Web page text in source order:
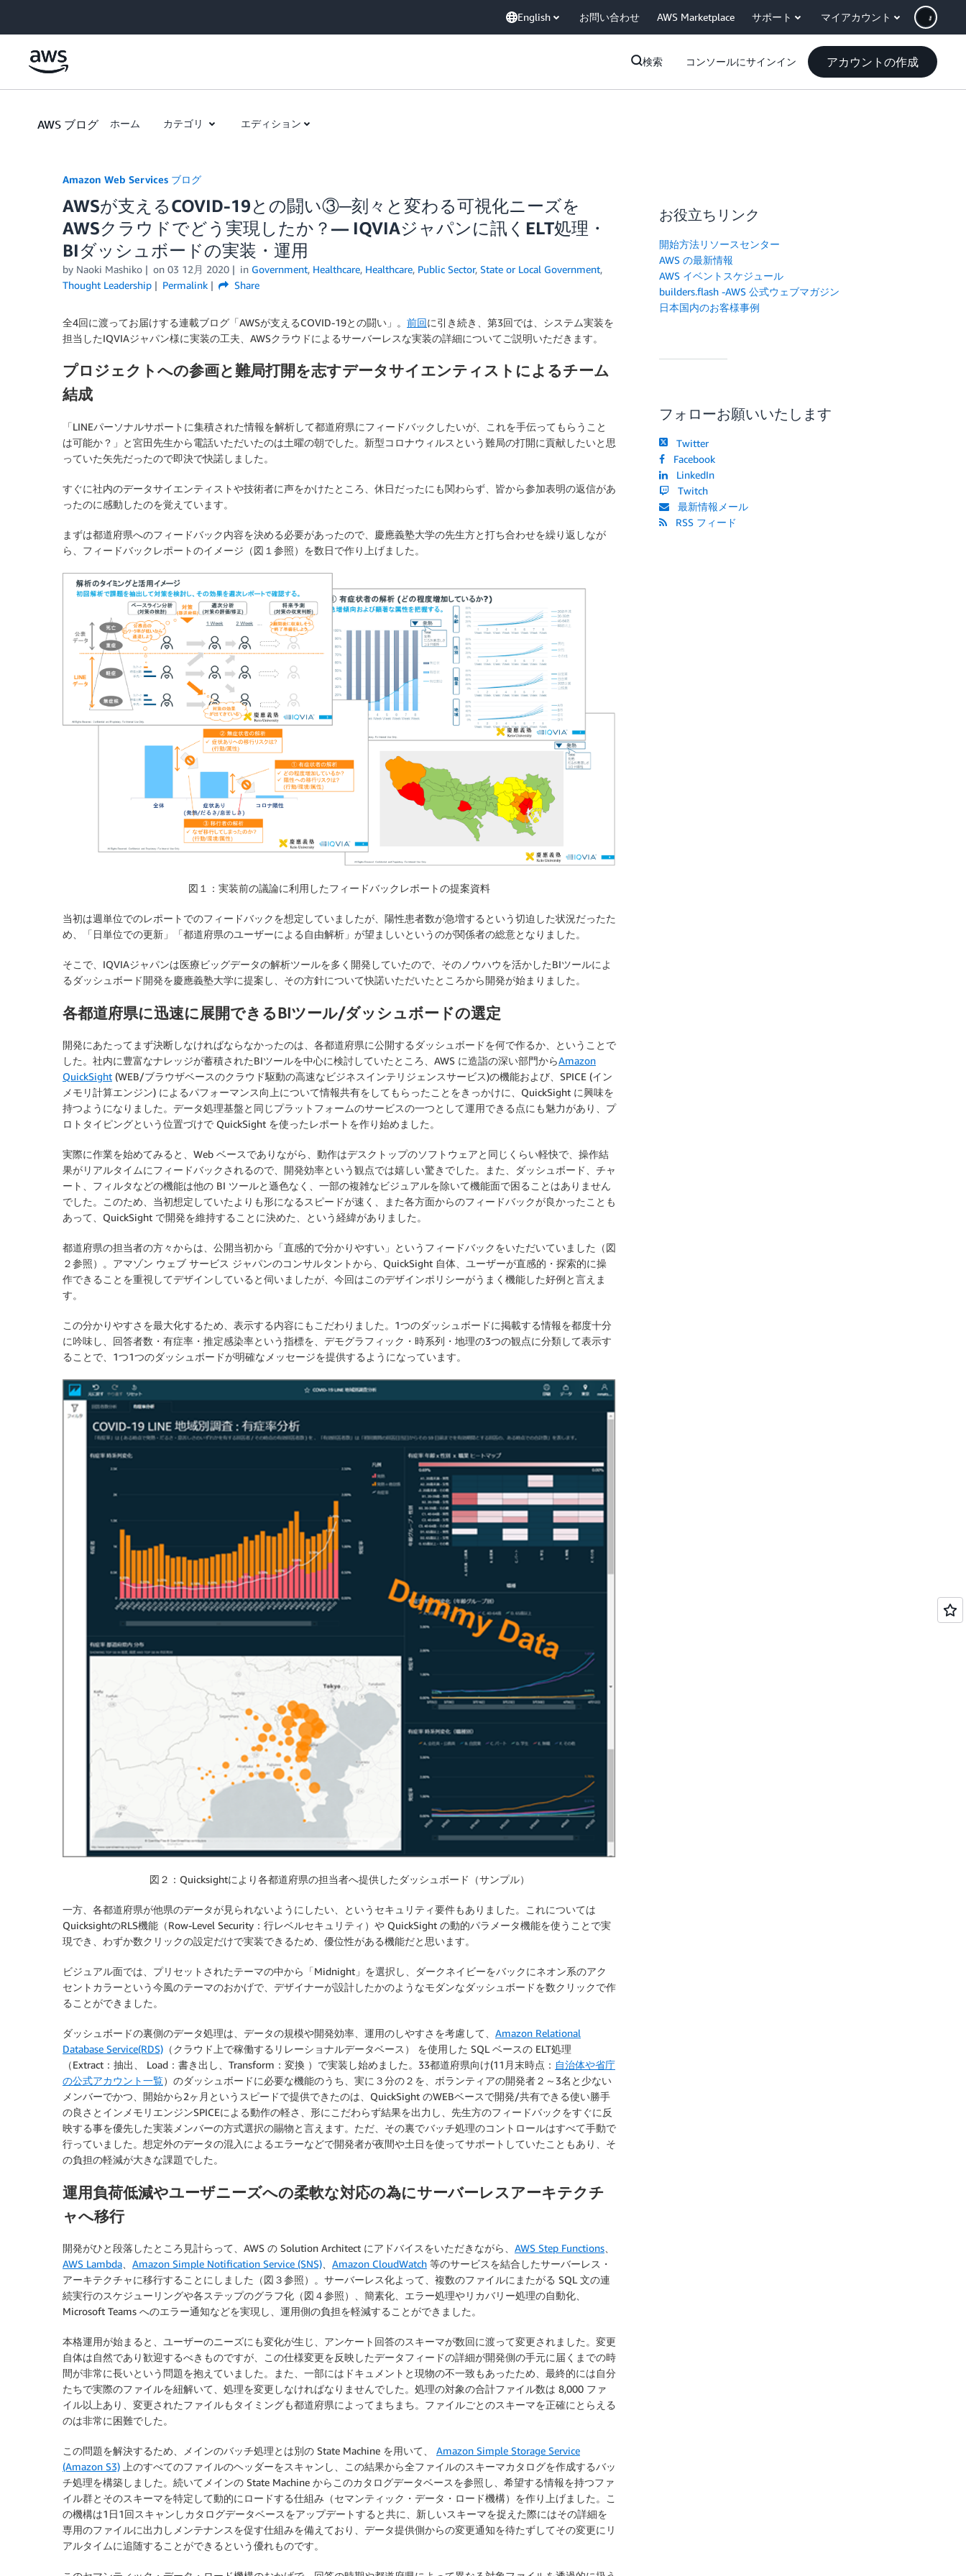
English お問い合わせ AWS Marketplace サポート マイアカウント
検索 コンソールにサインイン アカウントの作成
AWS ブログ ホーム カテゴリ エディション
Amazon Web Services ブログ
AWSが支えるCOVID-19との闘い③─刻々と変わる可視化ニーズを
AWSクラウドでどう実現したか？― IQVIAジャパンに訊くELT処理・
BIダッシュボードの実装・運用
by Naoki Mashiko on 03 12月 2020 in Government, Healthcare, Healthcare, Public Sector, State or Local Government,
Thought Leadership
Permalink Share
全4回に渡ってお届けする連載ブログ「AWSが支えるCOVID-19との闘い」。 前回に引き続き、第3回では、システム実装を
担当したIQVIAジャパン様に実装の工夫、AWSクラウドによるサーバーレスな実装の詳細についてご説明いただきます。
プロジェクトへの参画と難局打開を志すデータサイエンティストによるチーム
結成
「LINEパーソナルサポートに集積された情報を解析して都道府県にフィードバックしたいが、これを手伝ってもらうこと
は可能か？」と宮田先生から電話いただいたのは土曜の朝でした。新型コロナウィルスという難局の打開に貢献したいと思
っていた矢先だったので即決で快諾しました。
すぐに社内のデータサイエンティストや技術者に声をかけたところ、休日だったにも関わらず、皆から参加表明の返信があ
ったのに感動したのを覚えています。
まずは都道府県へのフィードバック内容を決める必要があったので、慶應義塾大学の先生方と打ち合わせを繰り返しなが
ら、フィードバックレポートのイメージ（図１参照）を数日で作り上げました。
図１：実装前の議論に利用したフィードバックレポートの提案資料
当初は週単位でのレポートでのフィードバックを想定していましたが、陽性患者数が急増するという切迫した状況だったた
め、「日単位での更新」「都道府県のユーザーによる自由解析」が望ましいというのが関係者の総意となりました。
そこで、IQVIAジャパンは医療ビッグデータの解析ツールを多く開発していたので、そのノウハウを活かしたBIツールによ
るダッシュボード開発を慶應義塾大学に提案し、その方針について快諾いただいたところから開発が始まりました。
各都道府県に迅速に展開できるBIツール/ダッシュボードの選定
開発にあたってまず決断しなければならなかったのは、各都道府県に公開するダッシュボードを何で作るか、ということで
した。社内に豊富なナレッジが蓄積されたBIツールを中心に検討していたところ、AWS に造詣の深い部門からAmazon
QuickSight (WEB/ブラウザベースのクラウド駆動の高速なビジネスインテリジェンスサービス)の機能および、SPICE (イン
メモリ計算エンジン) によるパフォーマンス向上について情報共有をしてもらったことをきっかけに、QuickSight に興味を
持つようになりました。データ処理基盤と同じプラットフォームのサービスの一つとして運用できる点にも魅力があり、プ
ロトタイピングという位置づけで QuickSight を使ったレポートを作り始めました。
実際に作業を始めてみると、Web ベースでありながら、動作はデスクトップのソフトウェアと同じくらい軽快で、操作結
果がリアルタイムにフィードバックされるので、開発効率という観点では嬉しい驚きでした。また、ダッシュボード、チャ
ート、フィルタなどの機能は他の BI ツールと遜色なく、一部の複雑なビジュアルを除いて機能面で困ることはありません
でした。このため、当初想定していたよりも形になるスピードが速く、また各方面からのフィードバックが良かったことも
あって、QuickSight で開発を維持することに決めた、という経緯がありました。
都道府県の担当者の方々からは、公開当初から「直感的で分かりやすい」というフィードバックをいただいていました（図
２参照）。アマゾン ウェブ サービス ジャパンのコンサルタントから、QuickSight 自体、ユーザーが直感的・探索的に操
作できることを重視してデザインしていると伺いましたが、今回はこのデザインポリシーがうまく機能した好例と言えま
す。
この分かりやすさを最大化するため、表示する内容にもこだわりました。1つのダッシュボードに掲載する情報を都度十分
に吟味し、回答者数・有症率・推定感染率という指標を、デモグラフィック・時系列・地理の3つの観点に分類して表示す
ることで、1つ1つのダッシュボードが明確なメッセージを提供するようになっています。
図２：Quicksightにより各都道府県の担当者へ提供したダッシュボード（サンプル）
一方、各都道府県が他県のデータが見られないようにしたい、というセキュリティ要件もありました。これについては
QuicksightのRLS機能（Row-Level Security：行レベルセキュリティ）や QuickSight の動的パラメータ機能を使うことで実
現でき、わずか数クリックの設定だけで実装できるため、優位性がある機能だと思います。
ビジュアル面では、プリセットされたテーマの中から「Midnight」を選択し、ダークネイビーをバックにネオン系のアク
セントカラーという今風のテーマのおかげで、デザイナーが設計したかのようなモダンなダッシュボードを数クリックで作
ることができました。
ダッシュボードの裏側のデータ処理は、データの規模や開発効率、運用のしやすさを考慮して、 Amazon Relational
Database Service(RDS) （クラウド上で稼働するリレーショナルデータベース） を使用した SQL ベースの ELT処理
（Extract：抽出、 Load：書き出し、Transform：変換 ）で実装し始めました。33都道府県向け(11月末時点： 自治体や省庁
の公式アカウント一覧）のダッシュボードに必要な機能のうち、実に３分の２を、ボランティアの開発者２～3名と少ない
メンバーでかつ、開始から2ヶ月というスピードで提供できたのは、QuickSight のWEBベースで開発/共有できる使い勝手
の良さとインメモリエンジンSPICEによる動作の軽さ、形にこだわらず結果を出力し、先生方のフィードバックをすぐに反
映する事を優先した実装メンバーの方式選択の賜物と言えます。ただ、その裏でバッチ処理のコントロールはすべて手動で
行っていました。想定外のデータの混入によるエラーなどで開発者が夜間や土日を使ってサポートしていたこともあり、そ
の負担の軽減が大きな課題でした。
運用負荷低減やユーザニーズへの柔軟な対応の為にサーバーレスアーキテクチ
ャへ移行
開発がひと段落したところ見計らって、AWS の Solution Architect にアドバイスをいただきながら、 AWS Step Functions
AWS Lambda
Amazon Simple Notification Service (SNS) Amazon CloudWatch 等のサービスを結合したサーバーレス・
アーキテクチャに移行することにしました（図３参照）。サーバーレス化よって、複数のファイルにまたがる SQL 文の連
続実行のスケジューリングや各ステップのグラフ化（図４参照）、簡素化、エラー処理やリカバリー処理の自動化、
Microsoft Teams へのエラー通知などを実現し、運用側の負担を軽減することができました。
本格運用が始まると、ユーザーのニーズにも変化が生じ、アンケート回答のスキーマが数回に渡って変更されました。変更
自体は自然であり歓迎するべきものですが、この仕様変更を反映したデータフィードの詳細が開発側の手元に届くまでの時
間が非常に長いという問題を抱えていました。また、一部にはドキュメントと現物の不一致もあったため、最終的には自分
たちで実際のファイルを紐解いて、処理を変更しなければなりませんでした。処理の対象の合計ファイル数は 8,000 ファ
イル以上あり、変更されたファイルもタイミングも都道府県によってまちまち。ファイルごとのスキーマを正確にとらえる
のは非常に困難でした。
この問題を解決するため、メインのバッチ処理とは別の State Machine を用いて、 Amazon Simple Storage Service
(Amazon S3) 上のすべてのファイルのヘッダーをスキャンし、この結果から全ファイルのスキーマカタログを作成するバッ
チ処理を構築しました。続いてメインの State Machine からこのカタログデータベースを参照し、希望する情報を持つファ
イル群とそのスキーマを特定して動的にロードする仕組み（セマンティック・データ・ロード機構）を作り上げました。こ
の機構は1日1回スキャンしカタログデータベースをアップデートすると共に、新しいスキーマを捉えた際にはその詳細を
専用のファイルに出力しメンテナンスを促す仕組みを備えており、データ提供側からの変更通知を待たずしてその変更にリ
アルタイムに追随することができるという優れものです。
お役立ちリンク
開始方法リソースセンター
AWS の最新情報
AWS イベントスケジュール
builders.flash -AWS 公式ウェブマガジン
日本国内のお客様事例
フォローお願いいたします
Twitter
Facebook
LinkedIn
Twitch
最新情報メール
RSS フィード